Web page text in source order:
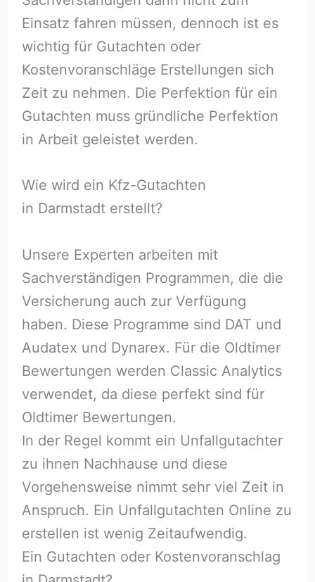
Einsatz fahren müssen, dennoch ist es
wichtig für Gutachten oder
Kostenvoranschläge Erstellungen sich
Zeit zu nehmen. Die Perfektion für ein
Gutachten muss gründliche Perfektion
in Arbeit geleistet werden.
Wie wird ein Kfz-Gutachten
in Darmstadt erstellt?
Unsere Experten arbeiten mit
Sachverständigen Programmen, die die
Versicherung auch zur Verfügung
haben. Diese Programme sind DAT und
Audatex und Dynarex. Für die Oldtimer
Bewertungen werden Classic Analytics
verwendet, da diese perfekt sind für
Oldtimer Bewertungen.
In der Regel kommt ein Unfallgutachter
zu ihnen Nachhause und diese
Vorgehensweise nimmt sehr viel Zeit in
Anspruch. Ein Unfallgutachten Online zu
erstellen ist wenig Zeitaufwendig.
Ein Gutachten oder Kostenvoranschlag